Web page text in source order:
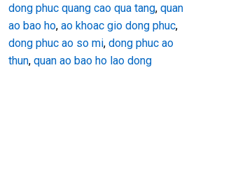
dong phuc quang cao qua tang, quan
ao bao ho, ao khoac gio dong phuc,
dong phuc ao so mi, dong phuc ao
thun, quan ao bao ho lao dong